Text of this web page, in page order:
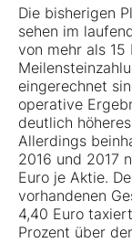
Die bisherigen
sehen im
von mehr als 15
eingerechnet
operative
deutlich
Allerdings
2016 und 2017
Euro je Aktie.
vorhandenen
4,40 Euro
Prozent über